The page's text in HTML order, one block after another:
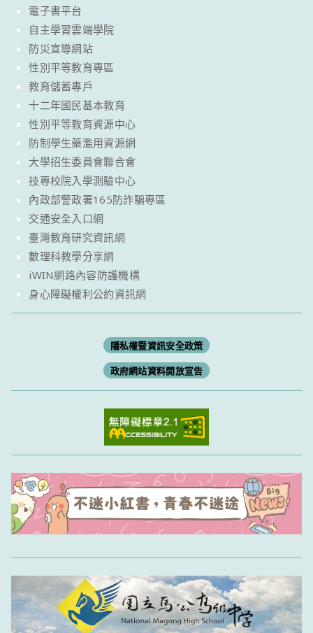
電子書平台
自主學習雲端學院
防災宣導網站
性別平等教育專區
教育儲蓄專戶
十二年國民基本教育
性別平等教育資源中心
防制學生藥濫用資源網
大學招生委員會聯合會
技專校院入學測驗中心
內政部警政署165防詐騙專區
交通安全入口網
臺灣教育研究資訊網
數理科教學分享網
iWIN網路內容防護機構
身心障礙權利公約資訊網
隱私權暨資訊安全政策
政府網站資料開放宣告